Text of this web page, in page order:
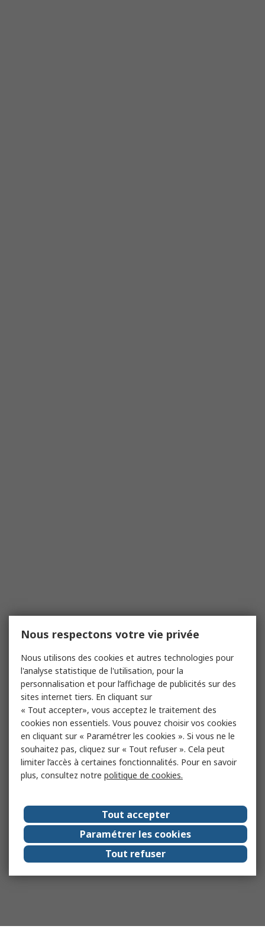
Nous respectons votre vie privée
Nous utilisons des cookies et autres technologies pour
l'analyse statistique de l'utilisation, pour la
personnalisation et pour l’affichage de publicités sur des
sites internet tiers. En cliquant sur
« Tout accepter», vous acceptez le traitement des
cookies non essentiels. Vous pouvez choisir vos cookies
en cliquant sur « Paramétrer les cookies ». Si vous ne le
souhaitez pas, cliquez sur « Tout refuser ». Cela peut
limiter l’accès à certaines fonctionnalités. Pour en savoir
plus, consultez notre politique de cookies.
Tout accepter
Paramétrer les cookies
Tout refuser